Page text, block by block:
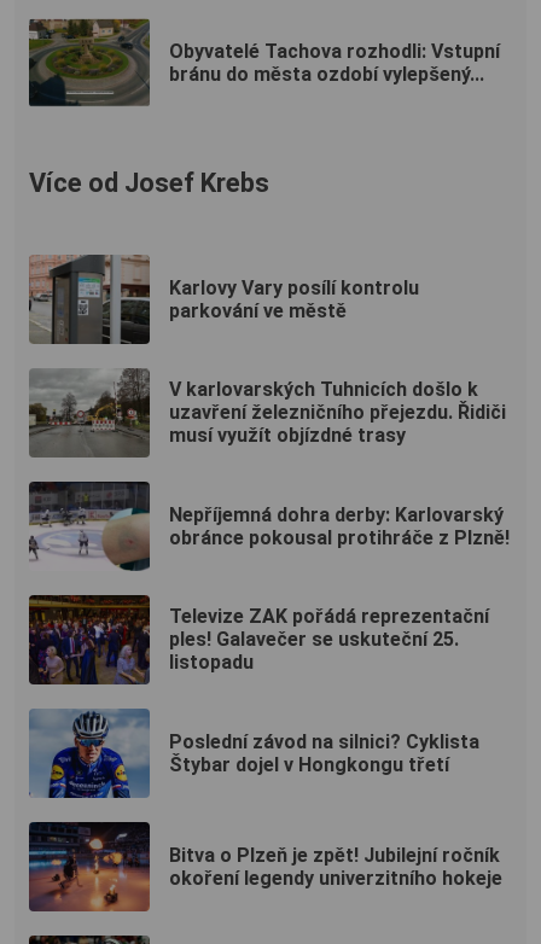
Obyvatelé Tachova rozhodli: Vstupní
bránu do města ozdobí vylepšený...
Více od Josef Krebs
Karlovy Vary posílí kontrolu
parkování ve městě
V karlovarských Tuhnicích došlo k
uzavření železničního přejezdu. Řidiči
musí využít objízdné trasy
Nepříjemná dohra derby: Karlovarský
obránce pokousal protihráče z Plzně!
Televize ZAK pořádá reprezentační
ples! Galavečer se uskuteční 25.
listopadu
Poslední závod na silnici? Cyklista
Štybar dojel v Hongkongu třetí
Bitva o Plzeň je zpět! Jubilejní ročník
okoření legendy univerzitního hokeje